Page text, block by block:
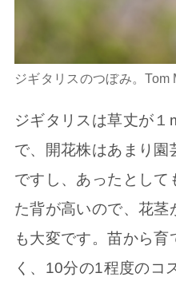
ジギタリスのつぼみ。
ジギタリスは草丈が
で、開花株はあまり園
ですし、あったとして
た背が高いので、花茎
も大変です。苗から
く、10分の1程度のコ